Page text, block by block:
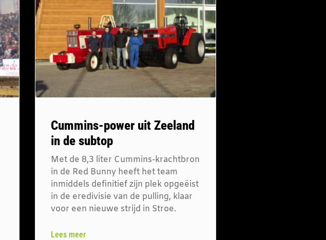
Cummins-power uit Zeeland
in de subtop
Met de 8,3 liter Cummins-krachtbron
in de Red Bunny heeft het team
inmiddels definitief zijn plek opgeëist
in de eredivisie van de pulling, klaar
voor een nieuwe strijd in Stroe.
Lees meer